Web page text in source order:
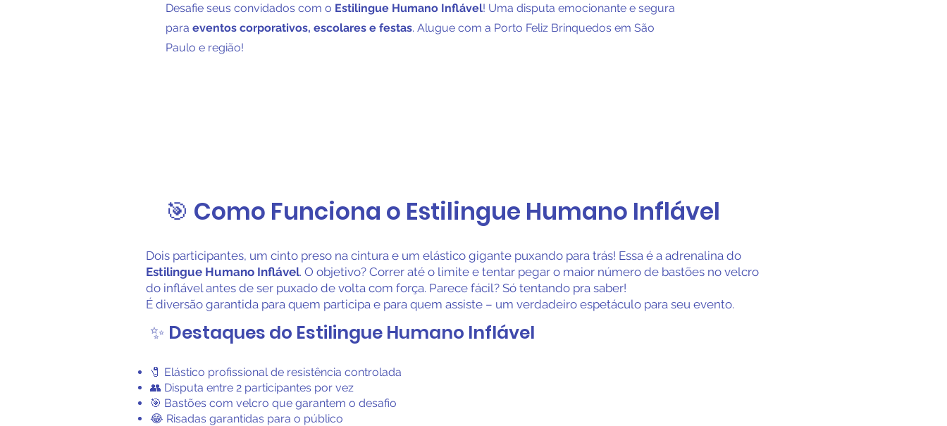
Desafie seus convidados com o Estilingue Humano Inflável! Uma disputa emocionante e segura
para eventos corporativos, escolares e festas. Alugue com a Porto Feliz Brinquedos em São
Paulo e região!
🎯 Como Funciona o Estilingue Humano Inflável
Dois participantes, um cinto preso na cintura e um elástico gigante puxando para trás! Essa é a adrenalina do
Estilingue Humano Inflável. O objetivo? Correr até o limite e tentar pegar o maior número de bastões no velcro
do inflável antes de ser puxado de volta com força. Parece fácil? Só tentando pra saber!
É diversão garantida para quem participa e para quem assiste – um verdadeiro espetáculo para seu evento.
✨ Destaques do Estilingue Humano Inflável
🧷 Elástico profissional de resistência controlada
👥 Disputa entre 2 participantes por vez
🎯 Bastões com velcro que garantem o desafio
😂 Risadas garantidas para o público